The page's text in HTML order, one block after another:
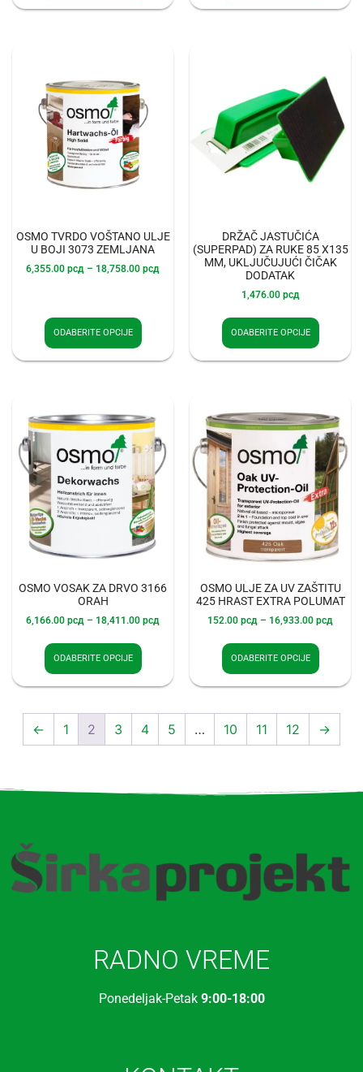
OSMO TVRDO VOŠTANO ULJE
U BOJI 3073 ZEMLJANA
6,355.00 рсд – 18,758.00 рсд
ODABERITE OPCIJE
DRŽAČ JASTUČIĆA
(SUPERPAD) ZA RUKE 85 X135
MM, UKLJUČUJUĆI ČIČAK
DODATAK
1,476.00 рсд
ODABERITE OPCIJE
OSMO VOSAK ZA DRVO 3166
ORAH
6,166.00 рсд – 18,411.00 рсд
ODABERITE OPCIJE
OSMO ULJE ZA UV ZAŠTITU
425 HRAST EXTRA POLUMAT
152.00 рсд – 16,933.00 рсд
ODABERITE OPCIJE
← 1 2 3 4 5 … 10 11 12 →
RADNO VREME
Ponedeljak-Petak9:00-18:00